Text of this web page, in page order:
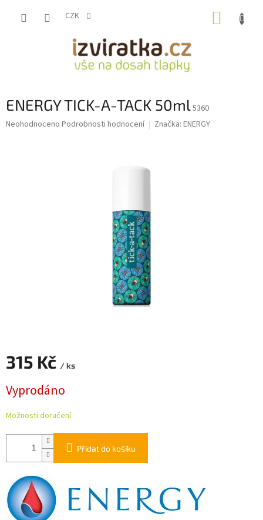
CZK
ENERGY TICK-A-TACK 50ml5360
Průměrné
Neohodnoceno Podrobnosti hodnocení Značka: ENERGY
315 Kč / ks
cena:
Vyprodáno
Možnosti doručení
Přidat do košíku